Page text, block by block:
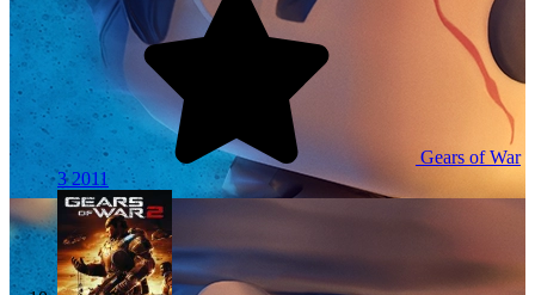
Gears of War
32011